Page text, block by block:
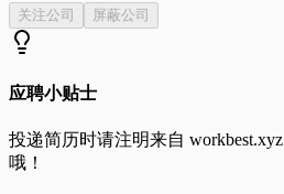
关注公司 屏蔽公司
应聘小贴士
投递简历时请注明来自 workbest.xyz
哦！